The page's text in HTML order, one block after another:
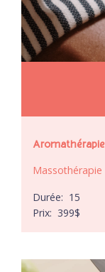
Aromathérapie
Massothérapie
Durée: 15
Prix: 399$